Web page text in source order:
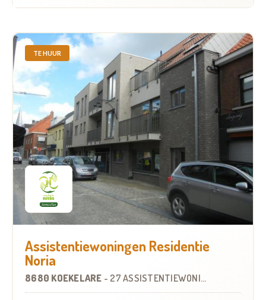
TE HUUR
Assistentiewoningen Residentie
Noria
8680 KOEKELARE - 27 ASSISTENTIEWONINGEN